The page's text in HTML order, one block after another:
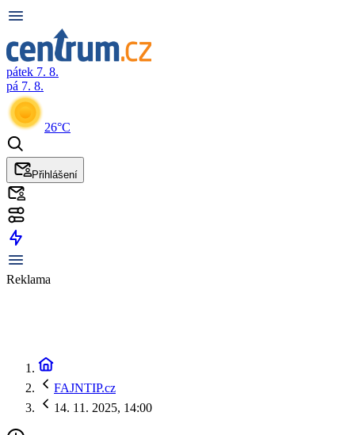
pátek 7. 8.
pá 7. 8.
26°C
Přihlášení
Reklama
FAJNTIP.cz
14. 11. 2025, 14:00